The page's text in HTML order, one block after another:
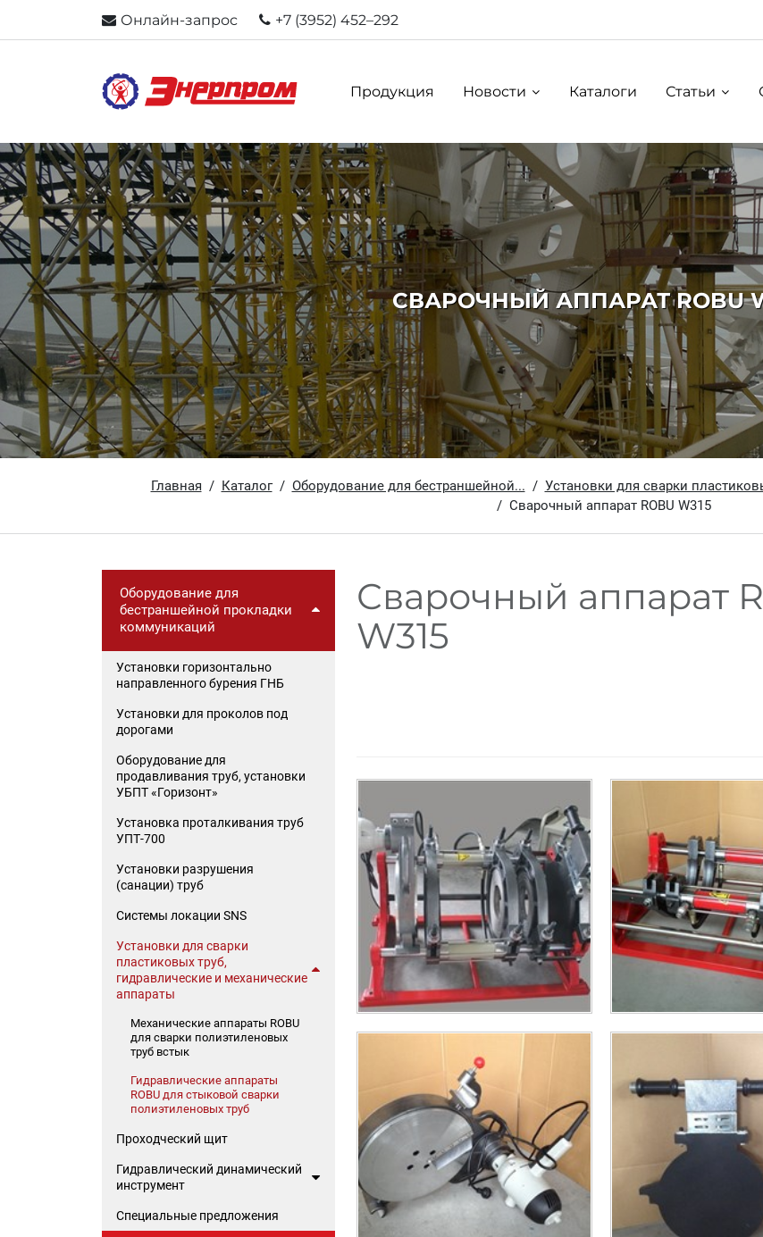
Онлайн-запрос +7 (3952) 452–292
Продукция Новости Каталоги Статьи
СВАРОЧНЫЙ АППАРАТ ROBU
Главная Каталог Оборудование для бестраншейной... Установки для сварки
Сварочный аппарат ROBU W315
Сварочный аппарат
W315
Оборудование для
бестраншейной прокладки
коммуникаций
Установки горизонтально
направленного бурения ГНБ
Установки для проколов под
дорогами
Оборудование для
продавливания труб, установки
УБПТ «Горизонт»
Установка проталкивания труб
УПТ-700
Установки разрушения
(санации) труб
Системы локации SNS
Установки для сварки
пластиковых труб,
гидравлические и механические
аппараты
Механические аппараты ROBU
для сварки полиэтиленовых
труб встык
Гидравлические аппараты
ROBU для стыковой сварки
полиэтиленовых труб
Проходческий щит
Гидравлический динамический
инструмент
Специальные предложения